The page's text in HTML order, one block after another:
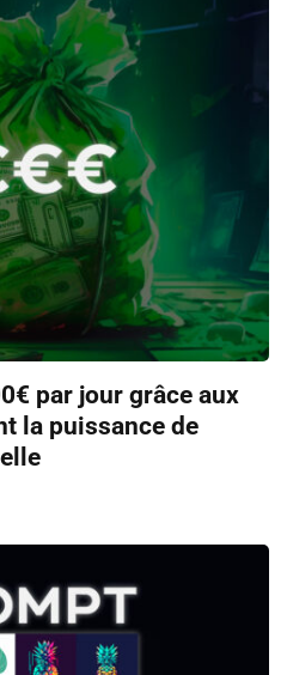
par jour grâce aux
la puissance de